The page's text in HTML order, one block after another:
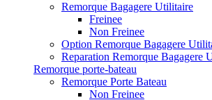
Remorque Bagagere Utilitaire
Freinee
Non Freinee
Option Remorque Bagagere
Reparation Remorque Bagagere
Remorque porte-bateau
Remorque Porte Bateau
Non Freinee